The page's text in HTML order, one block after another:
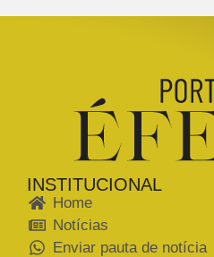
INSTITUCIONAL
Home
Notícias
Enviar pauta de notícia